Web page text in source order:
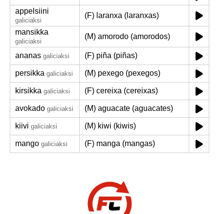
appelsiini
galiciaksi
(F) laranxa (laranxas)
mansikka
galiciaksi
(M) amorodo (amorodos)
ananas galiciaksi (F) piña (piñas)
persikka galiciaksi (M) pexego (pexegos)
kirsikka galiciaksi (F) cereixa (cereixas)
avokado galiciaksi (M) aguacate (aguacates)
kiivi galiciaksi (M) kiwi (kiwis)
mango galiciaksi (F) manga (mangas)